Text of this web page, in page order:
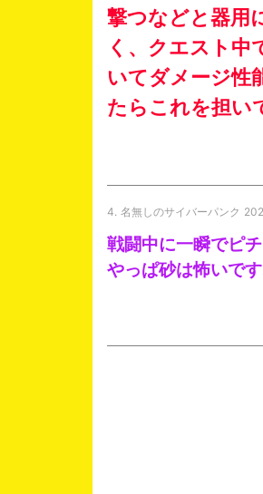
撃つなどと器用
く、クエスト中
いてダメージ性
たらこれを担い
4. 名無しのサイバーパンク
戦闘中に一瞬でピ
やっぱ砂は怖いです